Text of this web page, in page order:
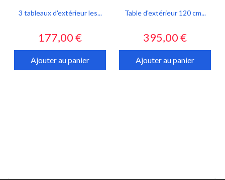
3 tableaux d'extérieur les...
Prix
177,00 €
Ajouter au panier
Table d'extérieur 120 cm...
Prix
395,00 €
Ajouter au panier